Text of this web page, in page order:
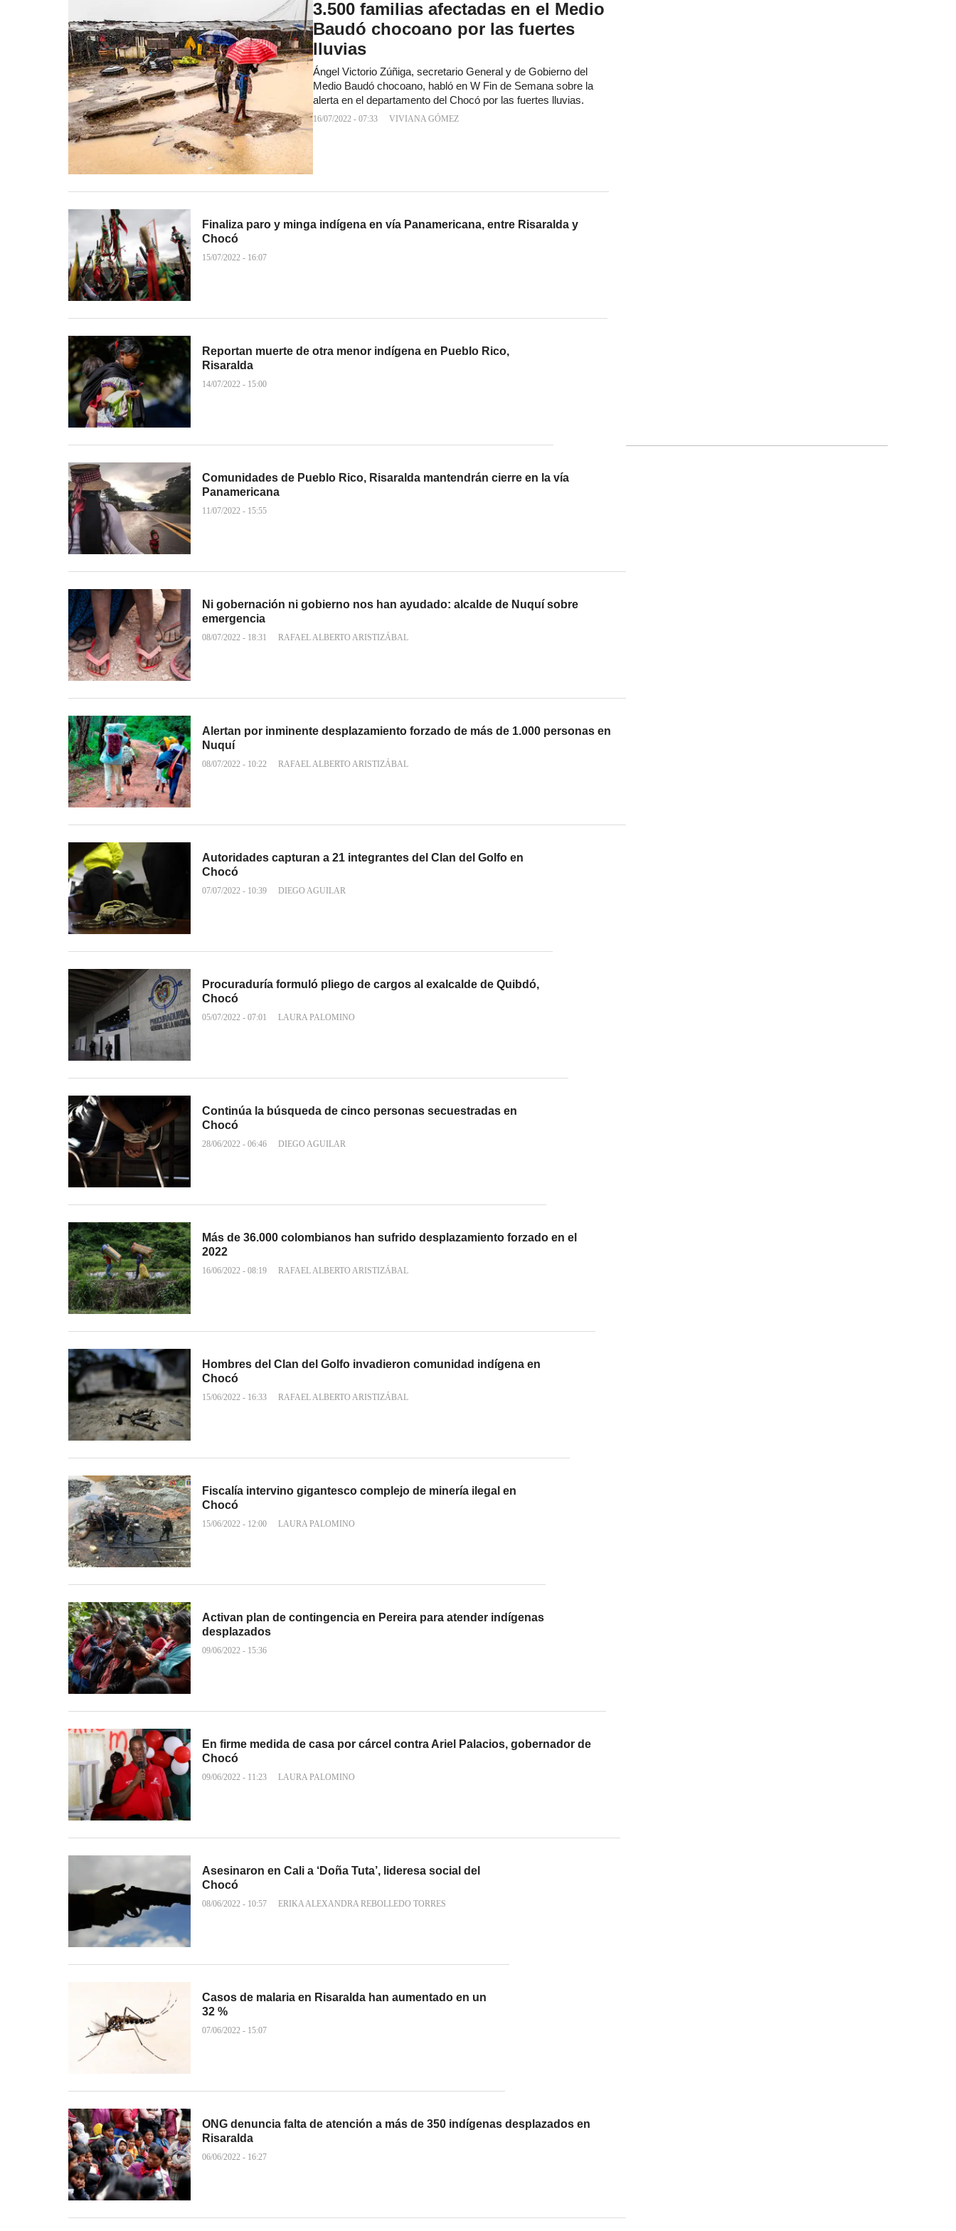
3.500 familias afectadas en el Medio
Baudó chocoano por las fuertes
lluvias
Ángel Victorio Zúñiga, secretario General y de Gobierno del
Medio Baudó chocoano, habló en W Fin de Semana sobre la
alerta en el departamento del Chocó por las fuertes lluvias.
16/07/2022 - 07:33 VIVIANA GÓMEZ
Finaliza paro y minga indígena en vía Panamericana, entre Risaralda y
Chocó
15/07/2022 - 16:07
Reportan muerte de otra menor indígena en Pueblo Rico,
Risaralda
14/07/2022 - 15:00
Comunidades de Pueblo Rico, Risaralda mantendrán cierre en la vía
Panamericana
11/07/2022 - 15:55
Ni gobernación ni gobierno nos han ayudado: alcalde de Nuquí sobre
emergencia
08/07/2022 - 18:31 RAFAEL ALBERTO ARISTIZÁBAL
Alertan por inminente desplazamiento forzado de más de 1.000 personas en
Nuquí
08/07/2022 - 10:22 RAFAEL ALBERTO ARISTIZÁBAL
Autoridades capturan a 21 integrantes del Clan del Golfo en
Chocó
07/07/2022 - 10:39 DIEGO AGUILAR
Procuraduría formuló pliego de cargos al exalcalde de Quibdó,
Chocó
05/07/2022 - 07:01 LAURA PALOMINO
Continúa la búsqueda de cinco personas secuestradas en
Chocó
28/06/2022 - 06:46 DIEGO AGUILAR
Más de 36.000 colombianos han sufrido desplazamiento forzado en el
2022
16/06/2022 - 08:19 RAFAEL ALBERTO ARISTIZÁBAL
Hombres del Clan del Golfo invadieron comunidad indígena en
Chocó
15/06/2022 - 16:33 RAFAEL ALBERTO ARISTIZÁBAL
Fiscalía intervino gigantesco complejo de minería ilegal en
Chocó
15/06/2022 - 12:00 LAURA PALOMINO
Activan plan de contingencia en Pereira para atender indígenas
desplazados
09/06/2022 - 15:36
En firme medida de casa por cárcel contra Ariel Palacios, gobernador de
Chocó
09/06/2022 - 11:23 LAURA PALOMINO
Asesinaron en Cali a ‘Doña Tuta’, lideresa social del
Chocó
08/06/2022 - 10:57 ERIKA ALEXANDRA REBOLLEDO TORRES
Casos de malaria en Risaralda han aumentado en un
32 %
07/06/2022 - 15:07
ONG denuncia falta de atención a más de 350 indígenas desplazados en
Risaralda
06/06/2022 - 16:27